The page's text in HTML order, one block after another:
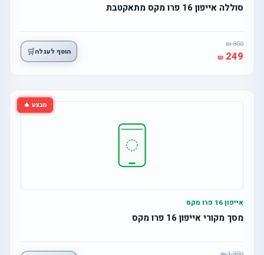
סוללה אייפון 16 פרו מקס מתאקטבת
300
249 הוסף לעגלה🛒
מבצע 🔥
אייפון 16 פרו מקס
מסך מקורי אייפון 16 פרו מקס